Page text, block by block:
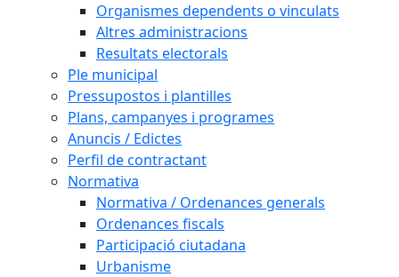
Organismes dependents o vinculats
Altres administracions
Resultats electorals
Ple municipal
Pressupostos i plantilles
Plans, campanyes i programes
Anuncis / Edictes
Perfil de contractant
Normativa
Normativa / Ordenances generals
Ordenances fiscals
Participació ciutadana
Urbanisme